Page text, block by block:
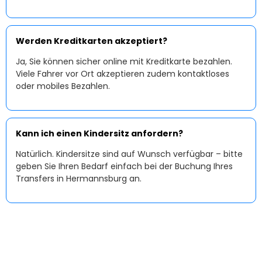
Werden Kreditkarten akzeptiert?
Ja, Sie können sicher online mit Kreditkarte bezahlen.
Viele Fahrer vor Ort akzeptieren zudem kontaktloses
oder mobiles Bezahlen.
Kann ich einen Kindersitz anfordern?
Natürlich. Kindersitze sind auf Wunsch verfügbar – bitte
geben Sie Ihren Bedarf einfach bei der Buchung Ihres
Transfers in Hermannsburg an.